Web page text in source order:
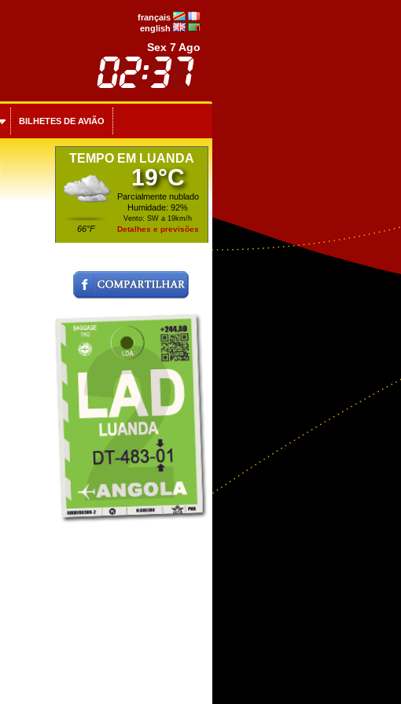
français
english
Sex 7 Ago
BILHETES DE AVIÃO
TEMPO EM LUANDA
66°F
19°C
Parcialmente nublado
Humidade: 92%
Vento: SW a 19km/h
Detalhes e previsões